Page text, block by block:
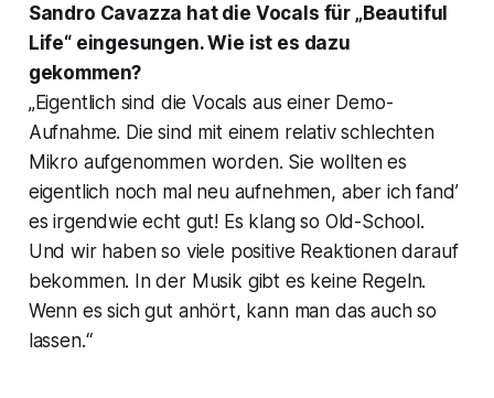
Sandro Cavazza hat die Vocals für „Beautiful
Life“ eingesungen. Wie ist es dazu
gekommen?
„Eigentlich sind die Vocals aus einer Demo-
Aufnahme. Die sind mit einem relativ schlechten
Mikro aufgenommen worden. Sie wollten es
eigentlich noch mal neu aufnehmen, aber ich fand’
es irgendwie echt gut! Es klang so Old-School.
Und wir haben so viele positive Reaktionen darauf
bekommen. In der Musik gibt es keine Regeln.
Wenn es sich gut anhört, kann man das auch so
lassen.“